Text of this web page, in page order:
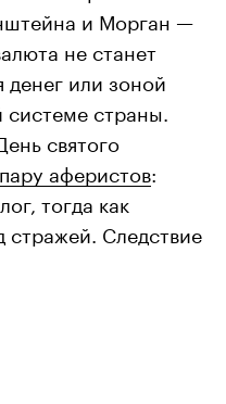
и Морган —
не станет
или зоной
страны.
святого
аферистов:
тогда как
стражей. Следствие